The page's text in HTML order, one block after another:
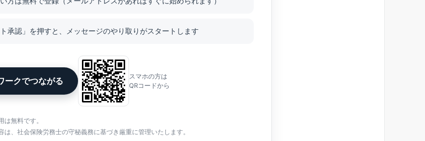
ト承認」を押すと、メッセージのやり取りがスタートします
ークでつながる
スマホの方は
QRコードから
無料です。
は、社会保険労務士の守秘義務に基づき厳重に管理いたします。